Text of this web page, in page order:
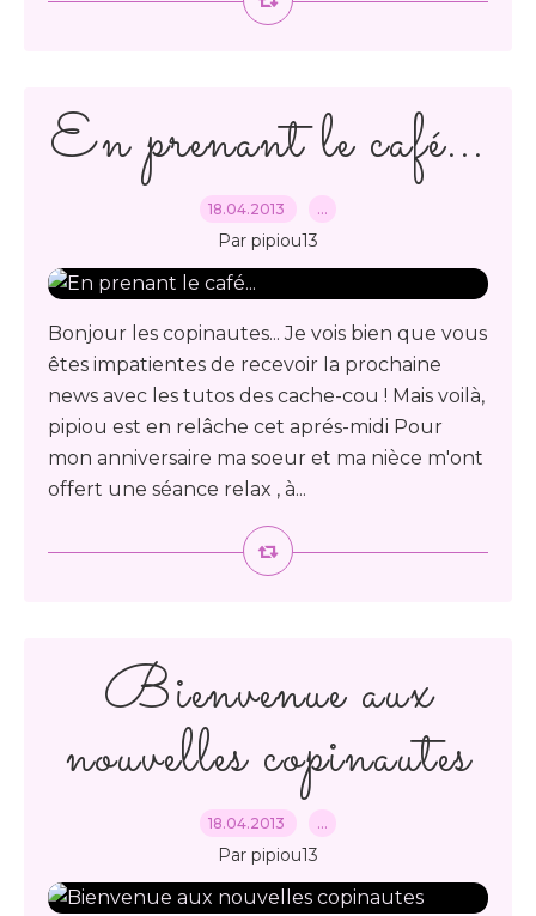
En prenant le café...
18.04.2013 …
Par pipiou13
Bonjour les copinautes... Je vois bien que vous
êtes impatientes de recevoir la prochaine
news avec les tutos des cache-cou ! Mais voilà,
pipiou est en relâche cet aprés-midi Pour
mon anniversaire ma soeur et ma nièce m'ont
offert une séance relax , à...
Bienvenue aux
nouvelles copinautes
18.04.2013 …
Par pipiou13